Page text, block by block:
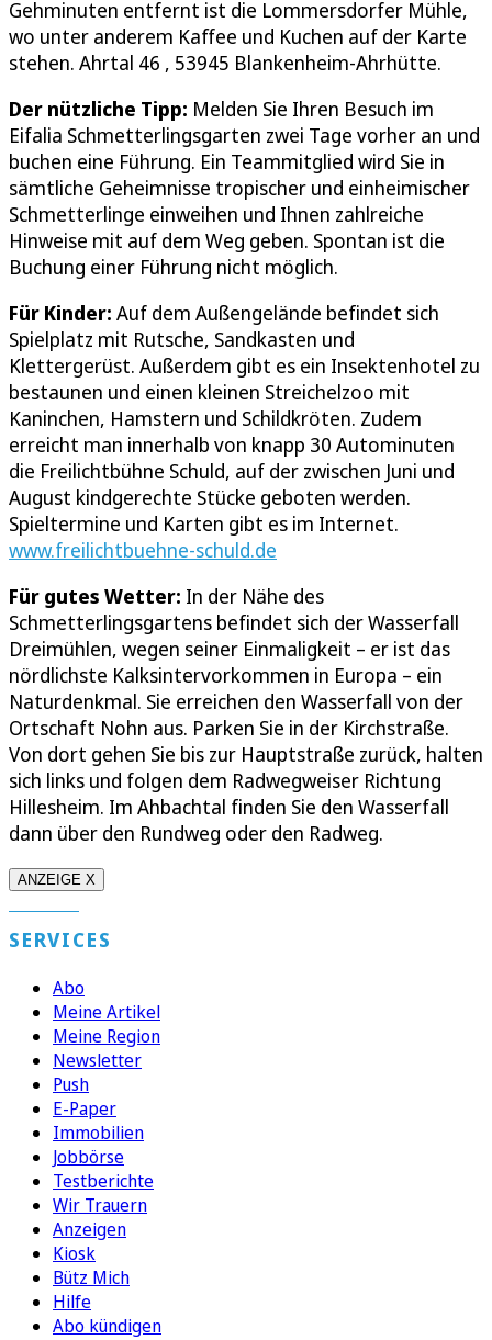
Gehminuten entfernt ist die Lommersdorfer Mühle,
wo unter anderem Kaffee und Kuchen auf der Karte
stehen. Ahrtal 46 , 53945 Blankenheim-Ahrhütte.
Der nützliche Tipp: Melden Sie Ihren Besuch im
Eifalia Schmetterlingsgarten zwei Tage vorher an und
buchen eine Führung. Ein Teammitglied wird Sie in
sämtliche Geheimnisse tropischer und einheimischer
Schmetterlinge einweihen und Ihnen zahlreiche
Hinweise mit auf dem Weg geben. Spontan ist die
Buchung einer Führung nicht möglich.
Für Kinder: Auf dem Außengelände befindet sich
Spielplatz mit Rutsche, Sandkasten und
Klettergerüst. Außerdem gibt es ein Insektenhotel zu
bestaunen und einen kleinen Streichelzoo mit
Kaninchen, Hamstern und Schildkröten. Zudem
erreicht man innerhalb von knapp 30 Autominuten
die Freilichtbühne Schuld, auf der zwischen Juni und
August kindgerechte Stücke geboten werden.
Spieltermine und Karten gibt es im Internet.
www.freilichtbuehne-schuld.de
Für gutes Wetter: In der Nähe des
Schmetterlingsgartens befindet sich der Wasserfall
Dreimühlen, wegen seiner Einmaligkeit – er ist das
nördlichste Kalksintervorkommen in Europa – ein
Naturdenkmal. Sie erreichen den Wasserfall von der
Ortschaft Nohn aus. Parken Sie in der Kirchstraße.
Von dort gehen Sie bis zur Hauptstraße zurück, halten
sich links und folgen dem Radwegweiser Richtung
Hillesheim. Im Ahbachtal finden Sie den Wasserfall
dann über den Rundweg oder den Radweg.
ANZEIGE X
SERVICES
Abo
Meine Artikel
Meine Region
Newsletter
Push
E-Paper
Immobilien
Jobbörse
Testberichte
Wir Trauern
Anzeigen
Kiosk
Bütz Mich
Hilfe
Abo kündigen